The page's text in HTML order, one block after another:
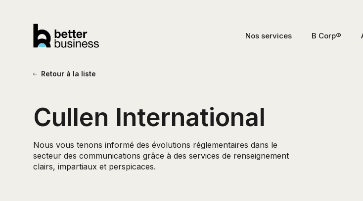
Nos services B Corp®
Retour à la liste
Cullen International
Nous vous tenons informé des évolutions réglementaires dans le
secteur des communications grâce à des services de renseignement
clairs, impartiaux et perspicaces.